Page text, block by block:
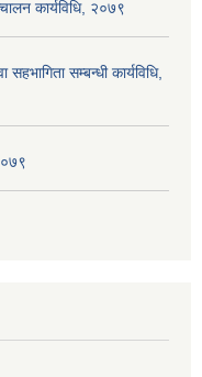
कार्यविधि, २०७९
सम्बन्धी कार्यविधि,